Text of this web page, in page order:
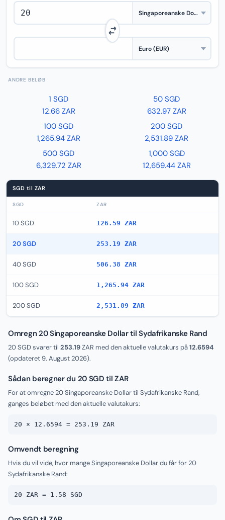
ANDRE BELØB
1 SGD
12.66 ZAR
50 SGD
632.97 ZAR
100 SGD
1,265.94 ZAR
200 SGD
2,531.89 ZAR
500 SGD
6,329.72 ZAR
1,000 SGD
12,659.44 ZAR
SGD til ZAR
SGD ZAR
10 SGD 126.59 ZAR
20 SGD 253.19 ZAR
40 SGD 506.38 ZAR
100 SGD 1,265.94 ZAR
200 SGD 2,531.89 ZAR
Omregn 20 Singaporeanske Dollar til Sydafrikanske Rand
20 SGD svarer til 253.19ZAR med den aktuelle valutakurs på12.6594
(opdateret9. August 2026).
Sådan beregner du 20 SGD til ZAR
For at omregne 20 Singaporeanske Dollar til Sydafrikanske Rand,
ganges beløbet med den aktuelle valutakurs:
20 × 12.6594 = 253.19 ZAR
Omvendt beregning
Hvis du vil vide, hvor mange Singaporeanske Dollar du får for 20
Sydafrikanske Rand:
20 ZAR = 1.58 SGD